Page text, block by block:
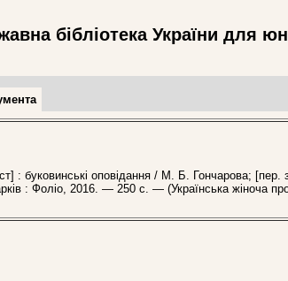
бібліотека України для
: буковинські оповідання / М. Б. Гончарова; [пер.
: Фоліо, 2016. — 250 с. — (Українська жіноча